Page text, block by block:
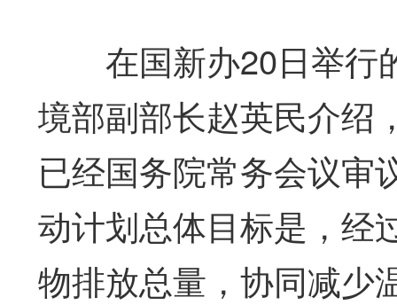
在国新办20日举行
境部副部长赵英民介绍
已经国务院常务会议审
动计划总体目标是，经
物排放总量，协同减少